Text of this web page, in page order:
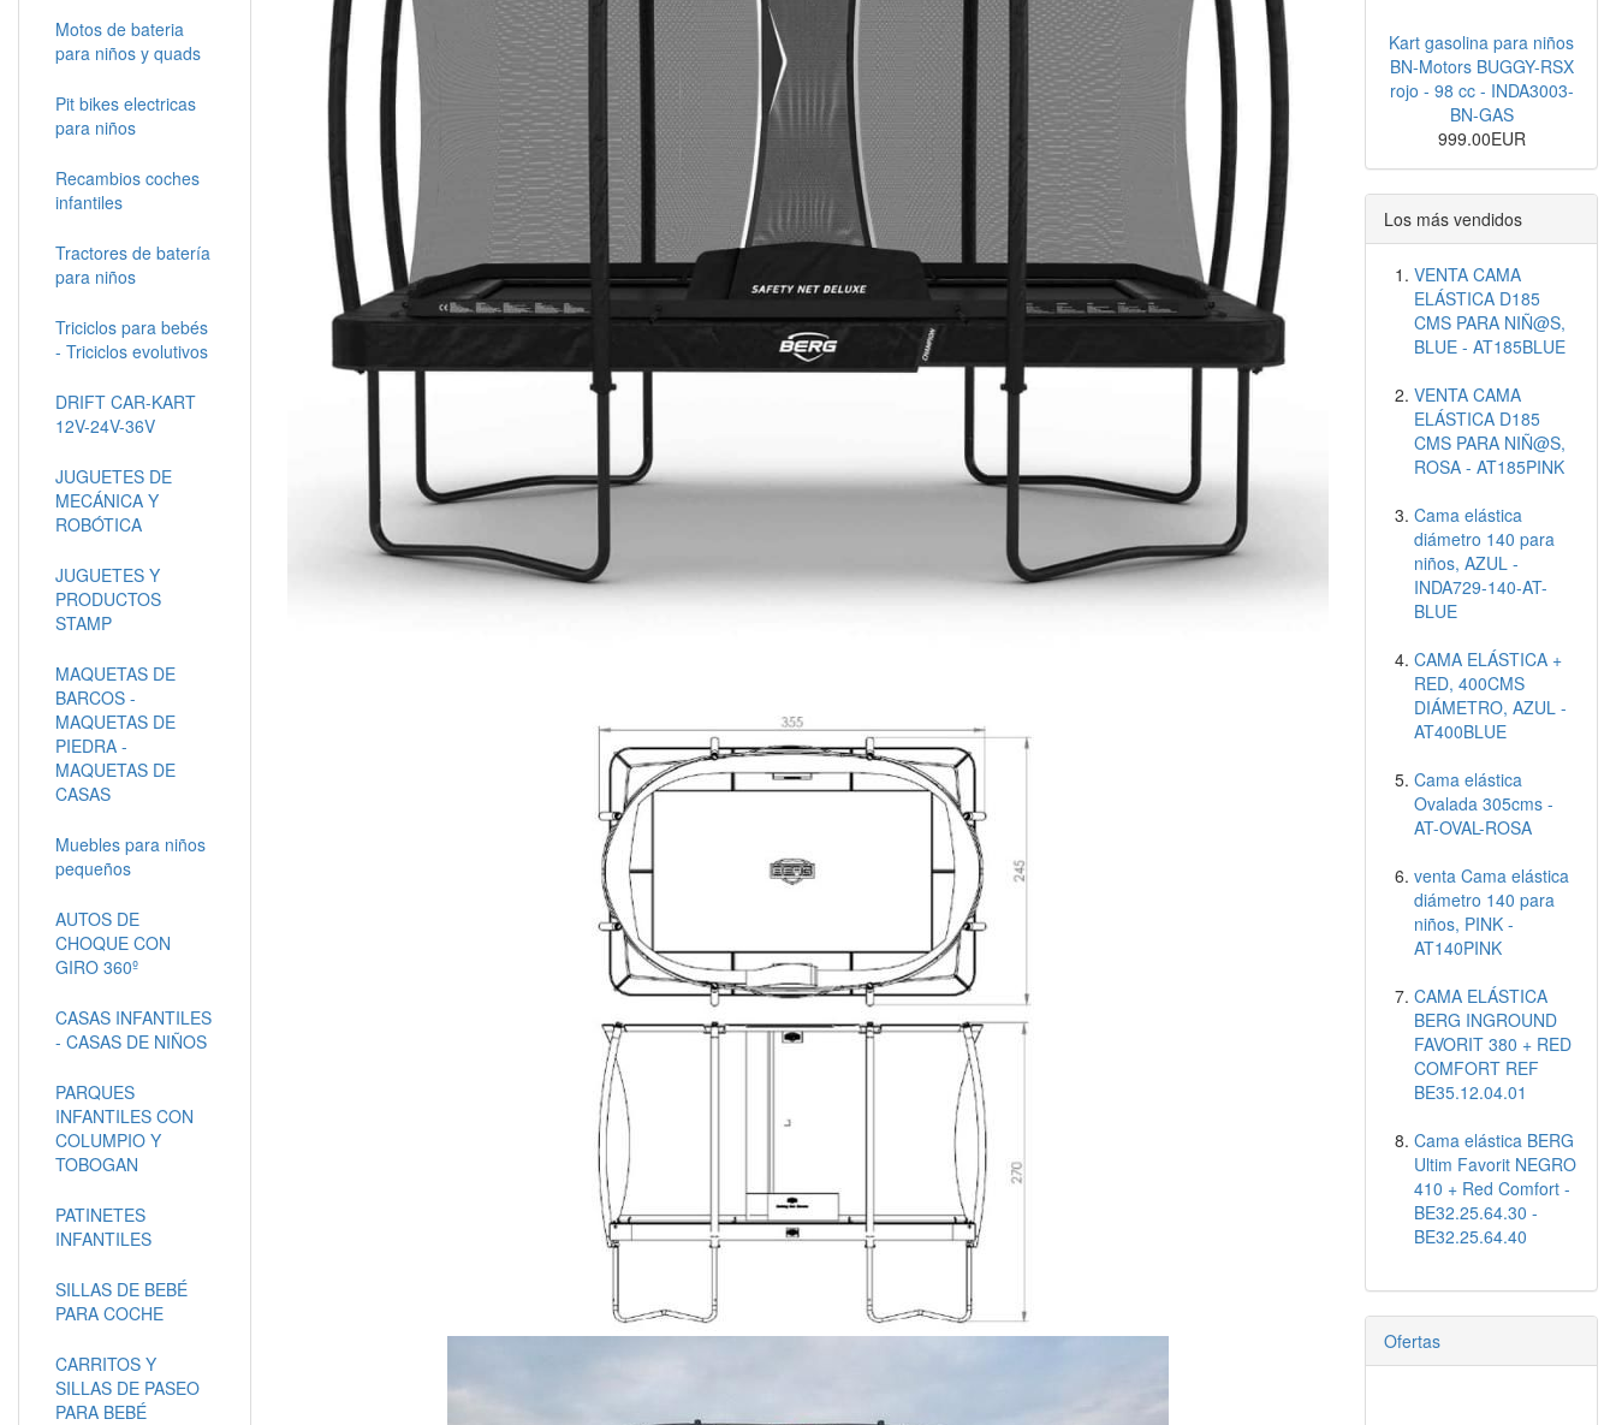
Motos de bateria
para niños y quads
Pit bikes electricas
para niños
Recambios coches
infantiles
Tractores de batería
para niños
Triciclos para bebés
- Triciclos evolutivos
DRIFT CAR-KART
12V-24V-36V
JUGUETES DE
MECÁNICA Y
ROBÓTICA
JUGUETES Y
PRODUCTOS
STAMP
MAQUETAS DE
BARCOS -
MAQUETAS DE
PIEDRA -
MAQUETAS DE
CASAS
Muebles para niños
pequeños
AUTOS DE
CHOQUE CON
GIRO 360º
CASAS INFANTILES
- CASAS DE NIÑOS
PARQUES
INFANTILES CON
COLUMPIO Y
TOBOGAN
PATINETES
INFANTILES
SILLAS DE BEBÉ
PARA COCHE
CARRITOS Y
SILLAS DE PASEO
PARA BEBÉ
Kart gasolina para niños
BN-Motors BUGGY-RSX
rojo - 98 cc - INDA3003-
BN-GAS
999.00EUR
Los más vendidos
VENTA CAMA
ELÁSTICA D185
CMS PARA NIÑ@S,
BLUE - AT185BLUE
VENTA CAMA
ELÁSTICA D185
CMS PARA NIÑ@S,
ROSA - AT185PINK
Cama elástica
diámetro 140 para
niños, AZUL -
INDA729-140-AT-
BLUE
CAMA ELÁSTICA +
RED, 400CMS
DIÁMETRO, AZUL -
AT400BLUE
Cama elástica
Ovalada 305cms -
AT-OVAL-ROSA
venta Cama elástica
diámetro 140 para
niños, PINK -
AT140PINK
CAMA ELÁSTICA
BERG INGROUND
FAVORIT 380 + RED
COMFORT REF
BE35.12.04.01
Cama elástica BERG
Ultim Favorit NEGRO
410 + Red Comfort -
BE32.25.64.30 -
BE32.25.64.40
Ofertas